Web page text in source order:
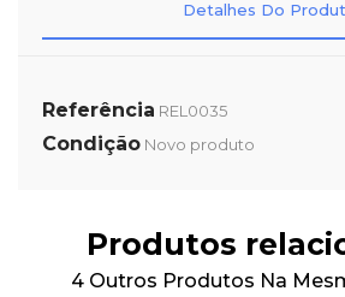
Detalhes Do
Referência REL0035
Condição Novo produto
Produtos
4 Outros Produtos Na